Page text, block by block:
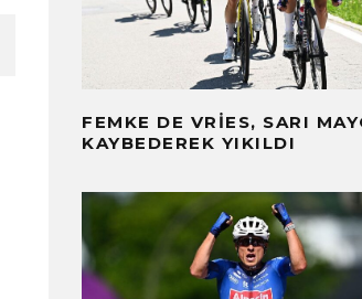
FEMKE DE VRIES, SARI
KAYBEDEREK YIKILDI